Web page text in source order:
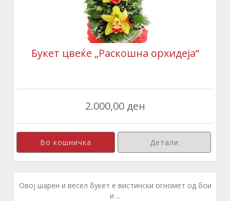
Букет цвеќе „Раскошна орхидеја“
2.000,00 ден
Детали
Овој шарен и весел букет е вистински огномет од бои
и ...